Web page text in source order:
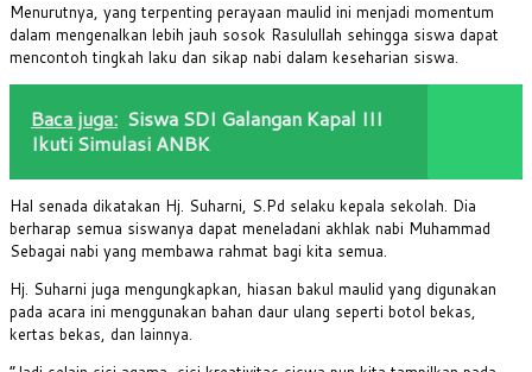
Menurutnya, yang terpenting perayaan maulid ini menjadi momentum
dalam mengenalkan lebih jauh sosok Rasulullah sehingga siswa dapat
mencontoh tingkah laku dan sikap nabi dalam keseharian siswa.
Baca juga: Siswa SDI Galangan Kapal III
Ikuti Simulasi ANBK
Hal senada dikatakan Hj. Suharni, S.Pd selaku kepala sekolah. Dia
berharap semua siswanya dapat meneladani akhlak nabi Muhammad
Sebagai nabi yang membawa rahmat bagi kita semua.
Hj. Suharni juga mengungkapkan, hiasan bakul maulid yang digunakan
pada acara ini menggunakan bahan daur ulang seperti botol bekas,
kertas bekas, dan lainnya.